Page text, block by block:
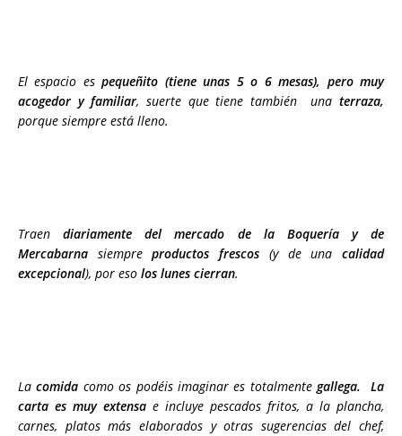
El espacio espequeñito (tiene unas 5 o 6 mesas), pero muy
acogedor y familiar, suerte que tiene también unaterraza,
porque siempre está lleno.
Traendiariamente del mercado de la Boquería y de
Mercabarna siempreproductos frescos (y de unacalidad
excepcional), por eso los lunes cierran.
Lacomida como os podéis imaginar es totalmentegallega. La
carta es muy extensa e incluye pescados fritos, a la plancha,
carnes, platos más elaborados y otras sugerencias del chef,